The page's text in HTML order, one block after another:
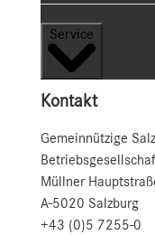
Service
Kontakt
Gemeinnützige
Müllner
A-5020 Salzburg
+43 (0)5 7255-0